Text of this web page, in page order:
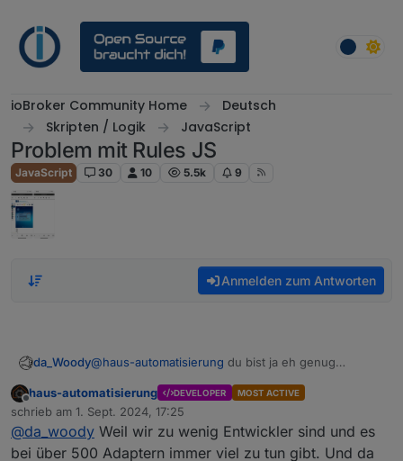
ioBroker Community Home
Deutsch
Skripten / Logik
JavaScript
Problem mit Rules JS
JavaScript 30 10 5.5k 9
Anmelden zum Antworten
da_Woody@haus-automatisierung du bist ja eh genug
die frage ist halt, warum sich da nichts tut.
Offline
haus-automatisierung DEVELOPER MOST ACTIVE
schrieb am 1. Sept. 2024, 17:25
zuletzt editiert von
@da_woody Weil wir zu wenig Entwickler sind und es
bei über 500 Adaptern immer viel zu tun gibt. Und da